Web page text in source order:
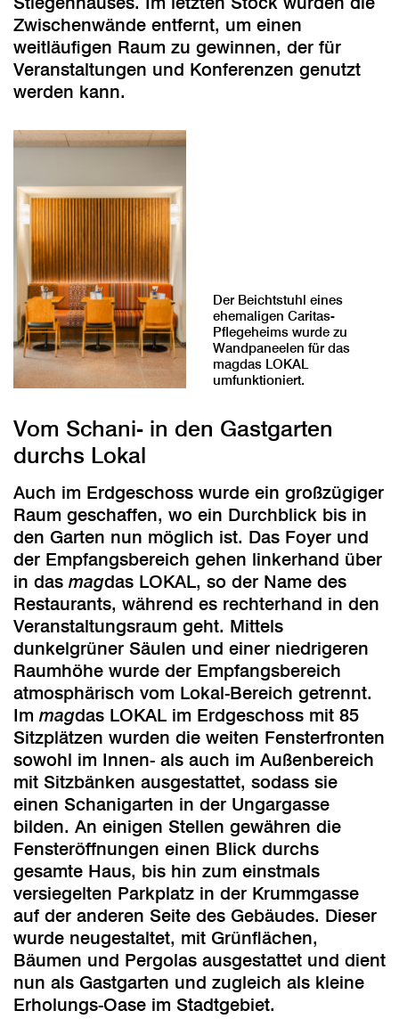
Zwischenwände entfernt, um einen
weitläufigen Raum zu gewinnen, der für
Veranstaltungen und Konferenzen genutzt
werden kann.
Der Beichtstuhl eines
ehemaligen Caritas-
Pflegeheims wurde zu
Wandpaneelen für das
magdas LOKAL
umfunktioniert.
Vom Schani- in den Gastgarten
durchs Lokal
Auch im Erdgeschoss wurde ein großzügiger
Raum geschaffen, wo ein Durchblick bis in
den Garten nun möglich ist. Das Foyer und
der Empfangsbereich gehen linkerhand über
in das magdas LOKAL, so der Name des
Restaurants, während es rechterhand in den
Veranstaltungsraum geht. Mittels
dunkelgrüner Säulen und einer niedrigeren
Raumhöhe wurde der Empfangsbereich
atmosphärisch vom Lokal-Bereich getrennt.
Im magdas LOKAL im Erdgeschoss mit 85
Sitzplätzen wurden die weiten Fensterfronten
sowohl im Innen- als auch im Außenbereich
mit Sitzbänken ausgestattet, sodass sie
einen Schanigarten in der Ungargasse
bilden. An einigen Stellen gewähren die
Fensteröffnungen einen Blick durchs
gesamte Haus, bis hin zum einstmals
versiegelten Parkplatz in der Krummgasse
auf der anderen Seite des Gebäudes. Dieser
wurde neugestaltet, mit Grünflächen,
Bäumen und Pergolas ausgestattet und dient
nun als Gastgarten und zugleich als kleine
Erholungs-Oase im Stadtgebiet.